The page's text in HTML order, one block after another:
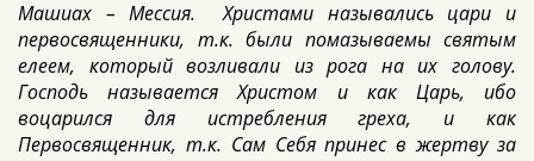
Машиах – Мессия. Христами назывались цари и
первосвященники, т.к. были помазываемы святым
елеем, который возливали из рога на их голову.
Господь называется Христом и как Царь, ибо
воцарился для истребления греха, и как
Первосвященник, т.к. Сам Себя принес в жертву за